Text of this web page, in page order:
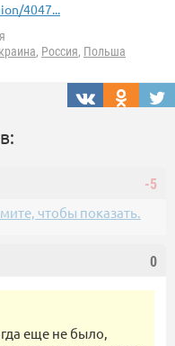
4047...
, Россия, Польша
-5
чтобы показать.
0
еще не было,